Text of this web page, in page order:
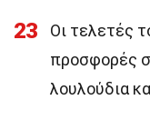
23
Οι τελετές
προσφορές
λουλούδια